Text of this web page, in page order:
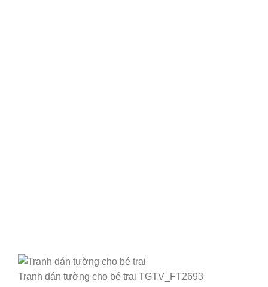
Tranh dán tường cho bé trai TGTV_FT2693